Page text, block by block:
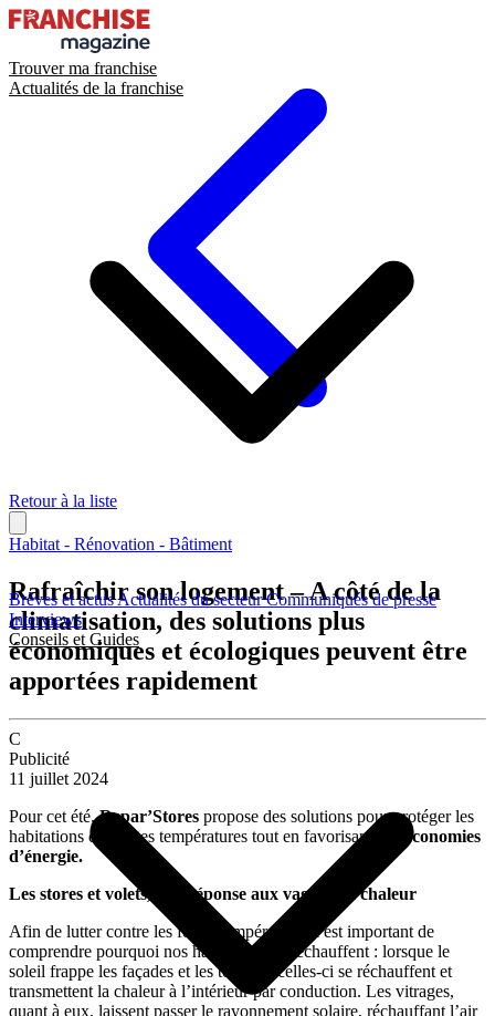
Trouver ma franchise
Actualités de la franchise
Brèves et actusActualités du secteurCommuniqués de presse
Interviews
Conseils et Guides
Retour à la liste
Habitat - Rénovation - Bâtiment
Rafraîchir son logement – A côté de la
climatisation, des solutions plus
économiques et écologiques peuvent être
apportées rapidement
C
Publicité
11 juillet 2024
Pour cet été,Repar’Stores propose des solutions pour protéger les
habitations des fortes températures tout en favorisant des
économies
d’énergie.
Les stores et volets, une réponse aux vagues de chaleur
Afin de lutter contre les fortes température, il est important de
comprendre pourquoi nos habitations se réchauffent : lorsque le
soleil frappe les façades et les toitures, celles-ci se réchauffent et
transmettent la chaleur à l’intérieur par conduction. Les vitrages,
quant à eux, laissent passer le rayonnement solaire, réchauffant l’air